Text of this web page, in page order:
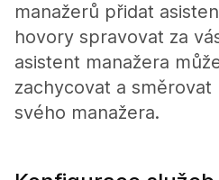
manažerů přidat
hovory spravovat za
asistent manažera
zachycovat a
svého manažera.